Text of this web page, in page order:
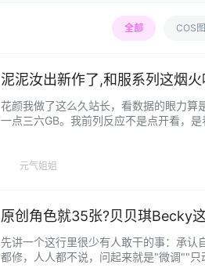
全部 COS
泥泥汝出新作了,和服系列这烟
花颜我做了这么久站长，看数据的眼力算
一点三六GB。我前列反应不是点开看，
劲，就…...
元气姐姐
原创角色就35张?贝贝琪Becky
先讲一个这行里很少有人敢干的事：承认
都修，人人都不说，问起来就是"微调""